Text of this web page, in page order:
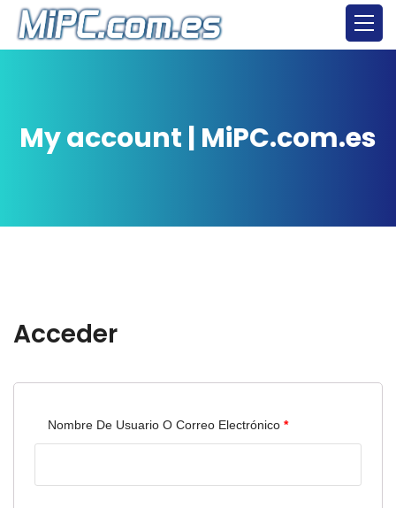
My account | MiPC.com.es
Acceder
Nombre De Usuario O Correo Electrónico *Obligatorio